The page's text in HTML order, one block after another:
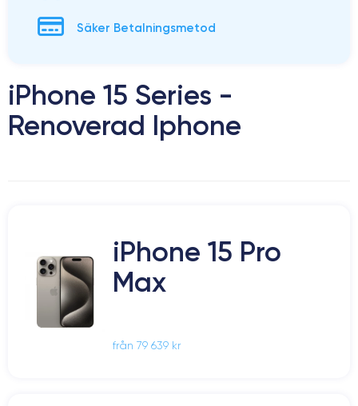
Säker Betalningsmetod
iPhone 15 Series -
Renoverad Iphone
iPhone 15 Pro
Max
från 79 639 kr